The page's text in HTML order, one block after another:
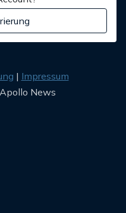
Impressum
News